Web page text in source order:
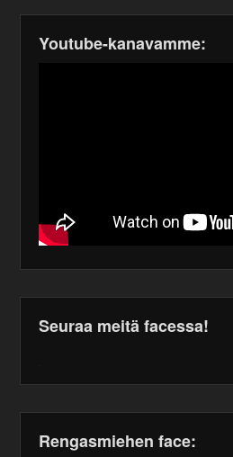
Youtube-kanavamme:
Seuraa meitä facessa!
WordPress
Rengasmiehen face: